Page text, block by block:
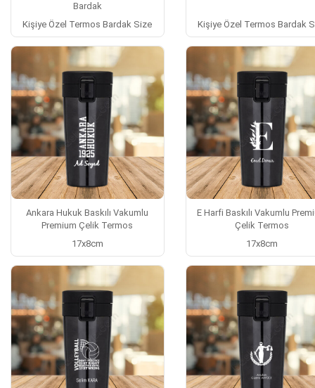
Bardak
Kişiye Özel Termos Bardak Size
Kişiye Özel Termos Bardak
Ankara Hukuk Baskılı Vakumlu
Premium Çelik Termos
17x8cm
E Harfi Baskılı Vakumlu
Çelik Termos
17x8cm